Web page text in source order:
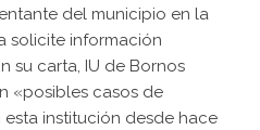
del municipio en la
solicite información
su carta, IU de Bornos
«posibles casos de
institución desde hace